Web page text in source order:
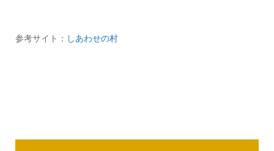
参考サイト： しあわせの村